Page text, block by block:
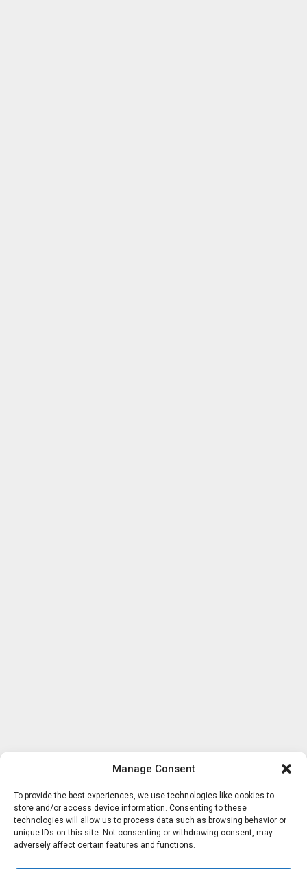
Manage Consent
To provide the best experiences, we use technologies like cookies to
store and/or access device information. Consenting to these
technologies will allow us to process data such as browsing behavior or
unique IDs on this site. Not consenting or withdrawing consent, may
adversely affect certain features and functions.